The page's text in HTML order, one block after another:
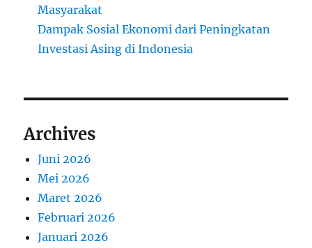
Masyarakat
Dampak Sosial Ekonomi dari Peningkatan
Investasi Asing di Indonesia
Archives
Juni 2026
Mei 2026
Maret 2026
Februari 2026
Januari 2026